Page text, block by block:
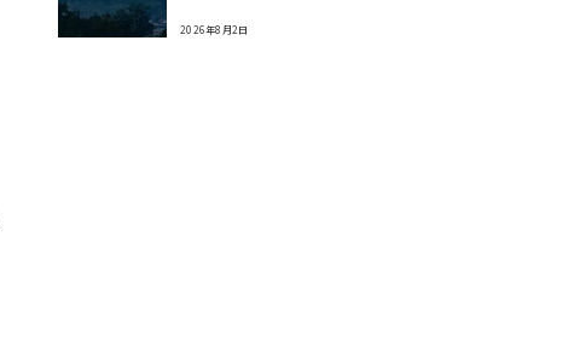
2026年8月2日